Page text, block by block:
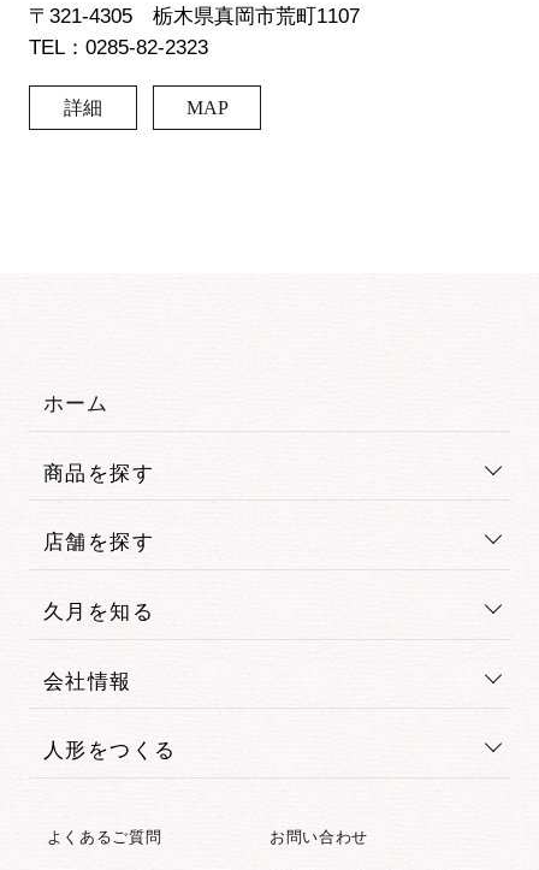
〒321-4305 栃木県真岡市荒町1107
TEL：0285-82-2323
詳細 MAP
ホーム
商品を探す
店舗を探す
久月を知る
会社情報
人形をつくる
よくあるご質問 お問い合わせ